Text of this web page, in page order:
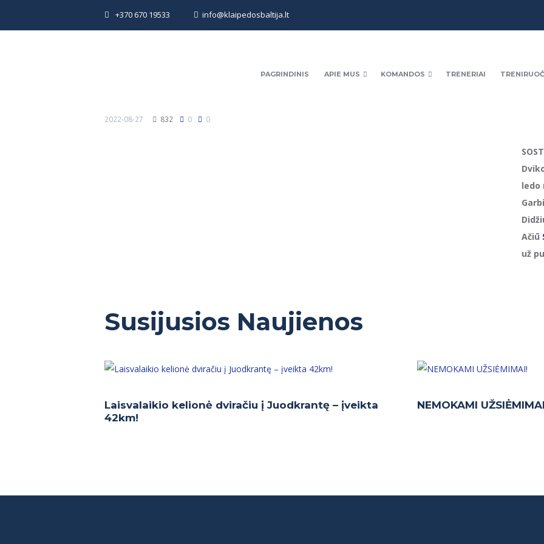
+370 670 19533 info@klaipedosbaltija.lt
PAGRINDINIS APIE MUS KOMANDOS TRENERIAI
2022-08-27 832 0 0
ledo
Ačiū
už
Susijusios Naujienos
Laisvalaikio kelionė dviračiu į Juodkrantę – įveikta
42km!
NEMOKAMI